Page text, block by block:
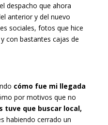
despacho que ahora
anterior y del nuevo
sociales, fotos que hice
con bastantes cajas de
cómo fue mi llegada
por motivos que no
tuve que buscar local,
habiendo cerrado un